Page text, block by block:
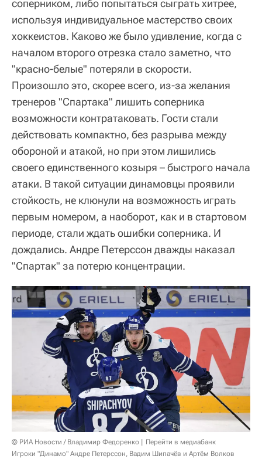
соперником, либо попытаться сыграть хитрее,
используя индивидуальное мастерство своих
хоккеистов. Каково же было удивление, когда с
началом второго отрезка стало заметно, что
"красно-белые" потеряли в скорости.
Произошло это, скорее всего, из-за желания
тренеров "Спартака" лишить соперника
возможности контратаковать. Гости стали
действовать компактно, без разрыва между
обороной и атакой, но при этом лишились
своего единственного козыря – быстрого начала
атаки. В такой ситуации динамовцы проявили
стойкость, не клюнули на возможность играть
первым номером, а наоборот, как и в стартовом
периоде, стали ждать ошибки соперника. И
дождались. Андре Петерссон дважды наказал
"Спартак" за потерю концентрации.
© РИА Новости / Владимир Федоренко
Перейти в медиабанк
Игроки "Динамо" Андре Петерссон, Вадим Шипачёв и Артём Волков